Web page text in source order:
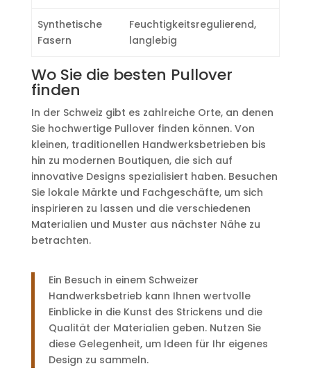
Synthetische
Fasern
Feuchtigkeitsregulierend,
langlebig
Wo Sie die besten Pullover
finden
In der Schweiz gibt es zahlreiche Orte, an denen
Sie hochwertige Pullover finden können. Von
kleinen, traditionellen Handwerksbetrieben bis
hin zu modernen Boutiquen, die sich auf
innovative Designs spezialisiert haben. Besuchen
Sie lokale Märkte und Fachgeschäfte, um sich
inspirieren zu lassen und die verschiedenen
Materialien und Muster aus nächster Nähe zu
betrachten.
Ein Besuch in einem Schweizer
Handwerksbetrieb kann Ihnen wertvolle
Einblicke in die Kunst des Strickens und die
Qualität der Materialien geben. Nutzen Sie
diese Gelegenheit, um Ideen für Ihr eigenes
Design zu sammeln.